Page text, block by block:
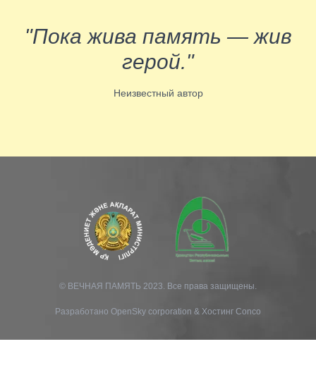
"Пока жива память — жив
герой."
Неизвестный автор
© ВЕЧНАЯ ПАМЯТЬ 2023. Все права защищены.
Разработано OpenSky corporation & Хостинг Conco